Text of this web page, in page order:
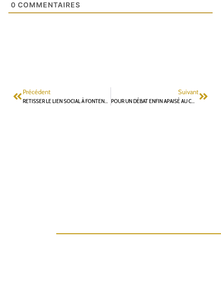
0 COMMENTAIRES
Précédent
RETISSER LE LIEN SOCIAL À FONTENAY-AUX-ROSES
Suivant
POUR UN DÉBAT ENFIN APAISÉ AU CONSEIL MUNICIPAL